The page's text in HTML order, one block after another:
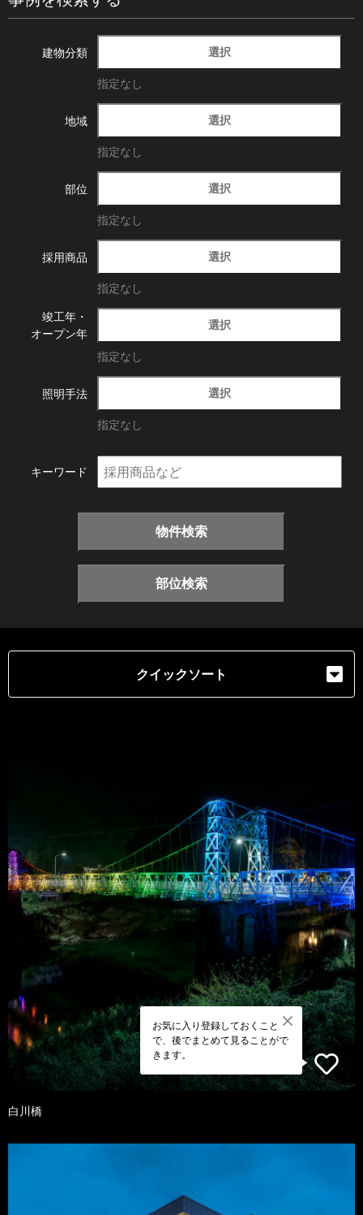
建物分類 選択
指定なし
地域 選択
指定なし
部位 選択
指定なし
採用商品 選択
指定なし
竣工年・
オープン年
選択
指定なし
照明手法 選択
指定なし
キーワード
物件検索
部位検索
クイックソート
お気に入り登録しておくこと
で、後でまとめて見ることがで
きます。
白川橋